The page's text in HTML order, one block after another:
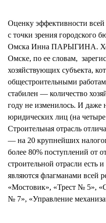
Оценку эффективности всей
с точки зрения городского
Омска Инна ПАРЫГИНА.
Омске, по ее словам,
хозяйствующих субъекта,
общестроительными
стабилен — количество
году не изменилось. И даже
юридических лиц (на
Строительная отрасль
— на 20 крупнейших
более 80% поступлений от
строительной отрасли есть
являются флагманами всей
«Мостовик», «Трест № 5»,
№ 7», «Управление